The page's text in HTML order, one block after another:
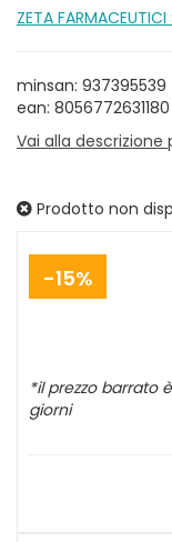
ZETA
minsan: 937395539
ean: 8056772631180
Vai alla descrizione
Prodotto non
15%
*il prezzo barrato
giorni